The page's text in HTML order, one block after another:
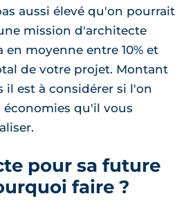
aussi élevé qu'on pourrait
mission d'architecte
moyenne entre 10% et
de votre projet. Montant
il est à considérer si l'on
qu'il vous
pour sa future
faire ?